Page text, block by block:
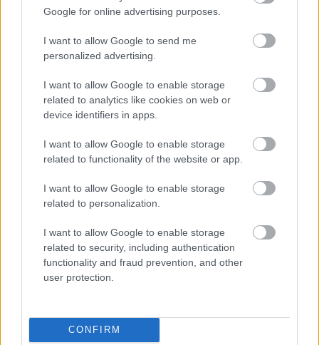
Google for online advertising purposes.
I want to allow Google to send me
personalized advertising.
I want to allow Google to enable storage
related to analytics like cookies on web or
device identifiers in apps.
I want to allow Google to enable storage
related to functionality of the website or app.
I want to allow Google to enable storage
related to personalization.
I want to allow Google to enable storage
related to security, including authentication
functionality and fraud prevention, and other
user protection.
CONFIRM
Nem az üres, hanem az okosan működő
épület energiatakarékos
parkját
Történelmi táj, amelynek minden köve
HÍRLEVÉL